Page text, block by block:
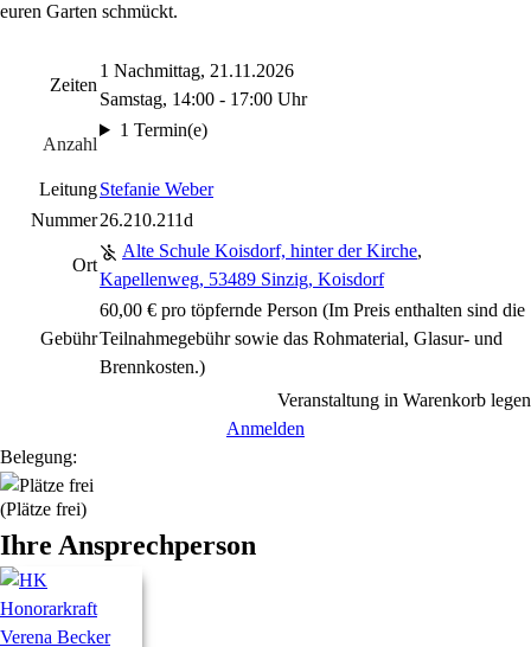
euren Garten schmückt.
Zeiten
1 Nachmittag, 21.11.2026
Samstag, 14:00 - 17:00 Uhr
Anzahl
1 Termin(e)
LeitungStefanie Weber
Nummer26.210.211d
Ort
Alte Schule Koisdorf, hinter der Kirche,
Kapellenweg, 53489 Sinzig, Koisdorf
Gebühr
60,00 € pro töpfernde Person (Im Preis enthalten sind die
Teilnahmegebühr sowie das Rohmaterial, Glasur- und
Brennkosten.)
Veranstaltung in Warenkorb legen
Anmelden
Belegung:
(Plätze frei)
Ihre Ansprechperson